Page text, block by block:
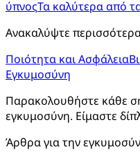
ύπνοςΤα καλύτερα από
Ανακαλύψτε
Ποιότητα και Ασφάλεια
Εγκυμοσύνη
Παρακολουθήστε κάθε
εγκυμοσύνη. Είμαστε
Άρθρα για την